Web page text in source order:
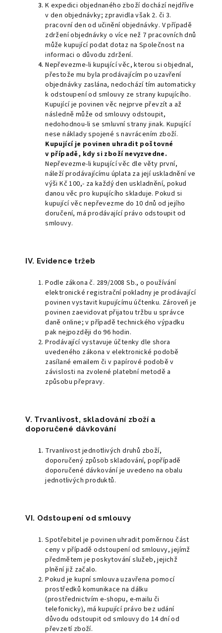
K expedici objednaného zboží dochází nejdříve
v den objednávky; zpravidla však 2. či 3.
pracovní den od učinění objednávky. V případě
zdržení objednávky o více než 7 pracovních dnů
může kupující podat dotaz na Společnost na
informaci o důvodu zdržení.
Nepřevezme-li kupující věc, kterou si objednal,
přestože mu byla prodávajícím po uzavření
objednávky zaslána, nedochází tím automaticky
k odstoupení od smlouvy ze strany kupujícího.
Kupující je povinen věc nejprve převzít a až
následně může od smlouvy odstoupit,
nedohodnou-li se smluvní strany jinak. Kupující
nese náklady spojené s navrácením zboží.
Kupující je povinen uhradit poštovné
v případě, kdy si zboží nevyzvedne.
Nepřevezme-li kupující věc dle věty první,
náleží prodávajícímu úplata za její uskladnění ve
výši Kč 100,- za každý den uskladnění, pokud
danou věc pro kupujícího skladuje. Pokud si
kupující věc nepřevezme do 10 dnů od jejího
doručení, má prodávající právo odstoupit od
smlouvy.
IV. Evidence tržeb
Podle zákona č. 289/2008 Sb., o používání
elektronické registrační pokladny je prodávající
povinen vystavit kupujícímu účtenku. Zároveň je
povinen zaevidovat přijatou tržbu u správce
daně online; v případě technického výpadku
pak nejpozději do 96 hodin.
Prodávající vystavuje účtenky dle shora
uvedeného zákona v elektronické podobě
zasílané emailem či v papírové podobě v
závislosti na zvolené platební metodě a
způsobu přepravy.
V. Trvanlivost, skladování zboží a
doporučené dávkování
Trvanlivost jednotlivých druhů zboží,
doporučený způsob skladování, popřípadě
doporučené dávkování je uvedeno na obalu
jednotlivých produktů.
VI. Odstoupení od smlouvy
Spotřebitel je povinen uhradit poměrnou část
ceny v případě odstoupení od smlouvy, jejímž
předmětem je poskytování služeb, jejichž
plnění již začalo.
Pokud je kupní smlouva uzavřena pomocí
prostředků komunikace na dálku
(prostřednictvím e-shopu, e-mailu či
telefonicky), má kupující právo bez udání
důvodu odstoupit od smlouvy do 14 dní od
převzetí zboží.